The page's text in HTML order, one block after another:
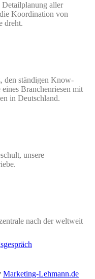
Detailplanung aller
Koordination von
dreht.
den ständigen Know-
Branchenriesen mit
in Deutschland.
unsere
nach der weltweit
Marketing-Lehmann.de